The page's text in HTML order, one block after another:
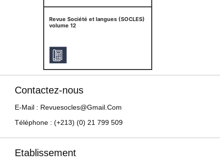
Revue Société et langues (SOCLES)
volume 12
Contactez-nous
E-Mail : Revuesocles@gmail.com
Téléphone : (+213) (0) 21 799 509
Etablissement